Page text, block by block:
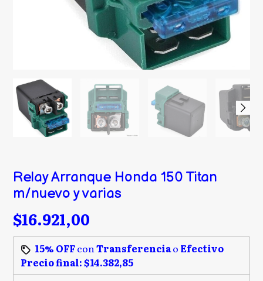
Relay Arranque Honda 150 Titan
m/nuevo y varias
$16.921,00
15% OFFconTransferenciao Efectivo
Precio final:$14.382,85